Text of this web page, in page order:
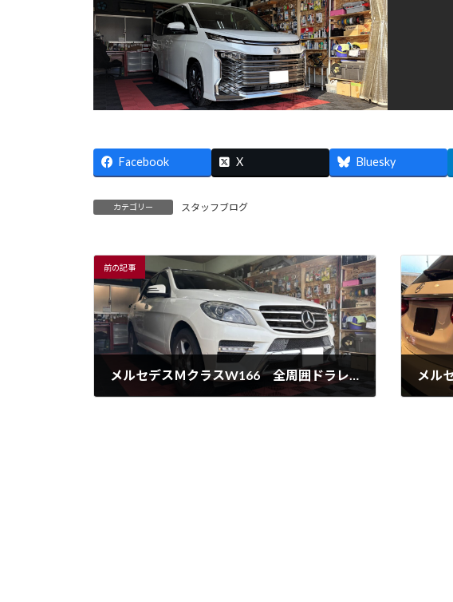
Facebook X Bluesky
カテゴリー スタッフブログ
前の記事
メルセデスＭクラスW166 全周囲ドラレコ取り付け